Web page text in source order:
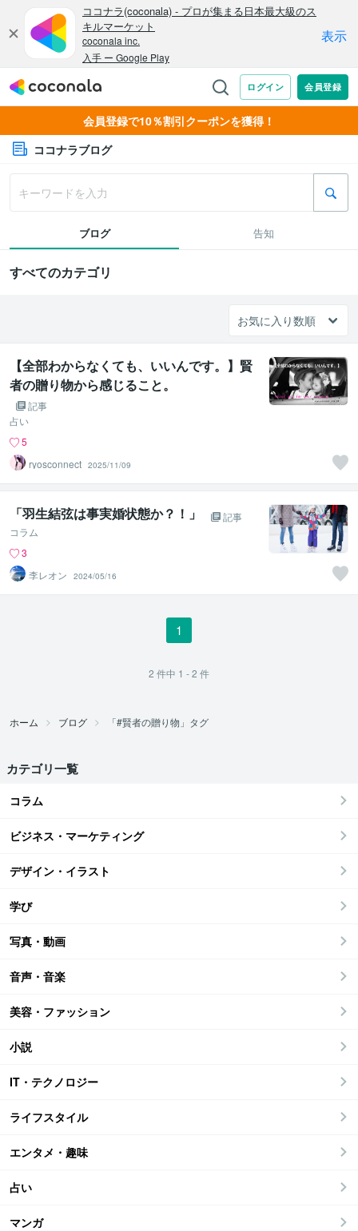
会員登録で10％割引クーポンを獲得！
ココナラブログ
ブログ 告知
すべてのカテゴリ
【全部わからなくても、いいんです。】賢
者の贈り物から感じること。
記事
占い
5
ryosconnect 2025/11/09
「羽生結弦は事実婚状態か？！」
記事
コラム
3
李レオン
2024/05/16
1
2 件中 1 - 2 件
ホーム ブログ 「#賢者の贈り物」タグ
カテゴリ一覧
コラム
ビジネス・マーケティング
デザイン・イラスト
学び
写真・動画
音声・音楽
美容・ファッション
小説
IT・テクノロジー
ライフスタイル
エンタメ・趣味
占い
マンガ